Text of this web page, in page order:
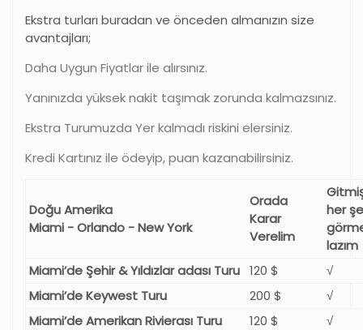
Ekstra turları buradan ve önceden almanızın size
avantajları;
Daha Uygun Fiyatlar ile alırsınız.
Yanınızda yüksek nakit taşımak zorunda kalmazsınız.
Ekstra Turumuzda Yer kalmadı riskini elersiniz.
Kredi Kartınız ile ödeyip, puan kazanabilirsiniz.
Doğu Amerika
Miami - Orlando - New York
Orada
Karar
Verelim
her
lazım
Miami’de Şehir & Yıldızlar adası Turu 120 $
√
Miami’de Keywest Turu
200 $
√
Miami’de Amerikan Rivierası Turu
120 $ √